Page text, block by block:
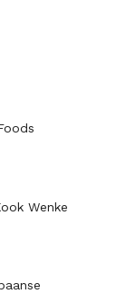
Wenke